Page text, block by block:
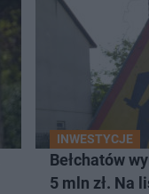
INWESTYCJE
Bełchatów
5 mln zł. Na